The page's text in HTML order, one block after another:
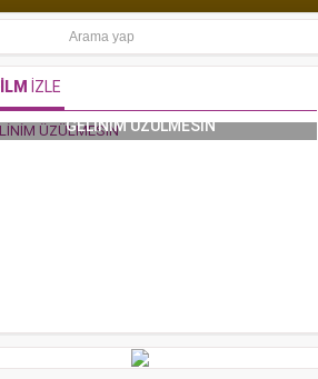
İZLE
GELİNİM ÜZÜLMESİN